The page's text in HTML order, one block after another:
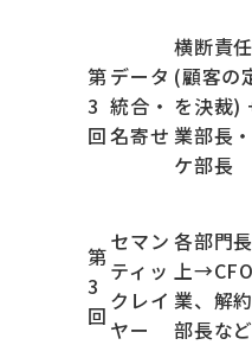
第
3
回
データ
統合・
名寄せ
横断責
(顧客の
を決裁)
業部長
ケ部長
第
3
回
セマン
ティッ
クレイ
ヤー
各部門
上
業、解
部長な